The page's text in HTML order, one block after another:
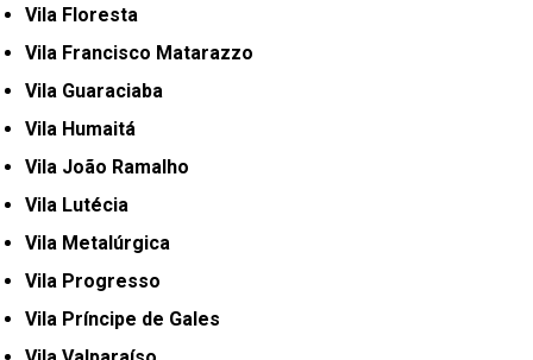
Vila Floresta
Vila Francisco Matarazzo
Vila Guaraciaba
Vila Humaitá
Vila João Ramalho
Vila Lutécia
Vila Metalúrgica
Vila Progresso
Vila Príncipe de Gales